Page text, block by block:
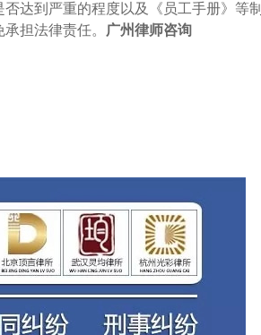
达到严重的程度以及《员工手册》等制
担法律责任。
广州律师咨询